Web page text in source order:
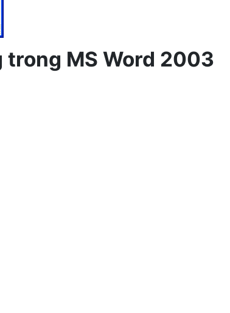
MS Word 2003